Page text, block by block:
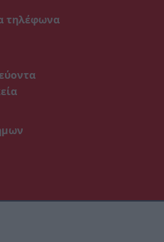
τηλέφωνα